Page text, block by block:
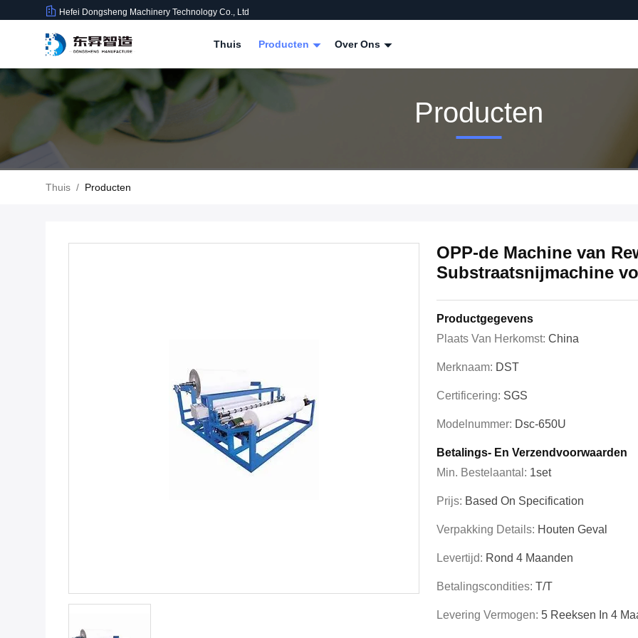
Hefei Dongsheng Machinery Technology Co., Ltd
Thuis Producten Over Ons
Producten
Thuis / Producten
OPP-de Machine van
Substraatsnijmachine
Productgegevens
Plaats Van Herkomst: China
Merknaam: DST
Certificering: SGS
Modelnummer: Dsc-650U
Betalings- En Verzendvoorwaarden
Min. Bestelaantal: 1set
Prijs: Based On Specification
Verpakking Details: Houten Geval
Levertijd: Rond 4 Maanden
Betalingscondities: T/T
Levering Vermogen: 5 Reeksen In 4